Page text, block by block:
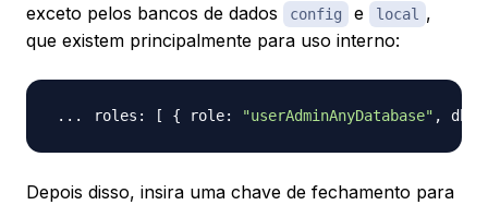
exceto pelos bancos de dados
config e local ,
que existem principalmente para uso interno:
roles: [ { role: "userAdminAnyDatabase" , db:
Depois disso, insira uma chave de fechamento para